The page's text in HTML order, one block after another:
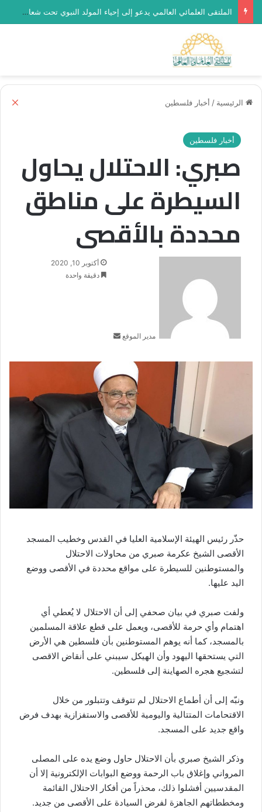
العدد (468) من مجلة “فلسطين في أسبوع” بعنوان: وسوف تُسألون عن الأقصى
بحث عن
الرئيسية / أخبار فلسطين
أخبار فلسطين
صبري: الاحتلال يحاول
السيطرة على مناطق
محددة بالأقصى
مدير الموقع
أرسل
بريدا
أكتوبر 10, 2020
دقيقة واحدة
حذّر رئيس الهيئة الإسلامية العليا في القدس وخطيب المسجد
الأقصى الشيخ عكرمة صبري من محاولات الاحتلال
والمستوطنين للسيطرة على مواقع محددة في الأقصى ووضع
اليد عليها.
ولفت صبري في بيان صحفي إلى أن الاحتلال لا يُعطي أي
اهتمام وأي حرمة للأقصى، ويعمل على قطع علاقة المسلمين
بالمسجد، كما أنه يوهم المستوطنين بأن فلسطين هي الأرض
التي يستحقها اليهود وأن الهيكل سيبني على أنقاض الاقصى
لتشجيع هجره الصهاينة إلى فلسطين.
ونبّه إلى أن أطماع الاحتلال لم تتوقف وتتبلور من خلال
الاقتحامات المتتالية واليومية للأقصى والاستفزازية بهدف فرض
واقع جديد على المسجد.
وذكر الشيخ صبري بأن الاحتلال حاول وضع يده على المصلى
المرواني وإغلاق باب الرحمة ووضع البوابات الإلكترونية إلا أن
المقدسيين أفشلوا ذلك، محذراً من أفكار الاحتلال القائمة
ومخططاتهم الجاهزة لفرض السيادة على الأقصى من جديد.